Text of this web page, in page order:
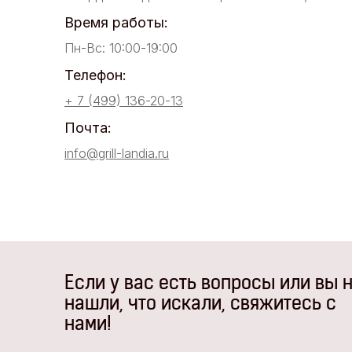
Время работы:
Пн-Вс: 10:00-19:00
Телефон:
+ 7 (499) 136-20-13
Почта:
info@grill-landia.ru
Если у вас есть вопросы или вы
нашли, что искали, свяжитесь с
нами!